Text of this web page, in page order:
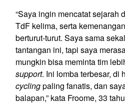
“Saya ingin mencatat sejarah
TdF kelima, serta kemenangan
berturut-turut. Saya sama
tantangan ini, tapi saya
mungkin bisa meminta tim
support. Ini lomba terbesar, di
cyclingpaling fanatis, dan
balapan,” kata Froome, 33